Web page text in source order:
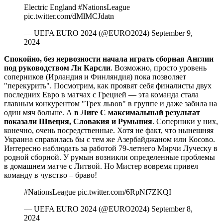
Electric England ️#NationsLeague
pic.twitter.com/dMlMCJdatn
— UEFA EURO 2024 (@EURO2024) September 9,
2024
Спокойно, без нервозности начала играть сборная Англии
под руководством Ли Карсли. Возможно, просто уровень
соперников (Ирландия и Финляндия) пока позволяет
"перекурить". Посмотрим, как проявят себя финалисты двух
последних Евро в матчах с Грецией — эта команда стала
главным конкурентом "Трех львов" в группе и даже забила на
один мяч больше. А в Лиге С максимальный результат
показали Швеция, Словакия и Румыния. Соперники у них,
конечно, очень посредственные. Хотя не факт, что нынешняя
Украина справилась бы с тем же Азербайджаном или Косово.
Интересно наблюдать за работой 79-летнего Мирчи Луческу в
родной сборной. У румын возникли определенные проблемы
в домашнем матче с Литвой. Но Мистер вовремя привел
команду в чувство – браво!
#NationsLeague pic.twitter.com/6RpNf7ZKQI
— UEFA EURO 2024 (@EURO2024) September 8,
2024